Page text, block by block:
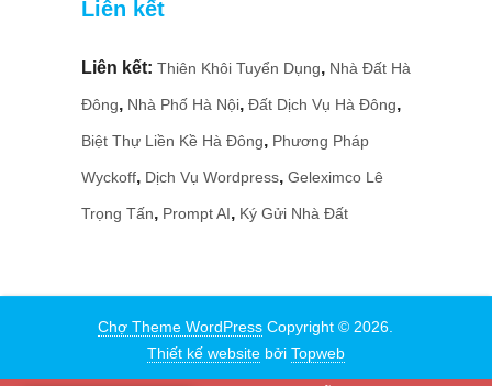
Liên kết
Liên kết: Thiên Khôi Tuyển Dụng, Nhà Đất Hà
Đông, Nhà Phố Hà Nội, Đất Dịch Vụ Hà Đông,
Biệt Thự Liền Kề Hà Đông, Phương Pháp
Wyckoff, Dịch Vụ Wordpress, Geleximco Lê
Trọng Tấn, Prompt AI, Ký Gửi Nhà Đất
Chợ Theme WordPress Copyright © 2026.
Thiết kế websitebởi Topweb